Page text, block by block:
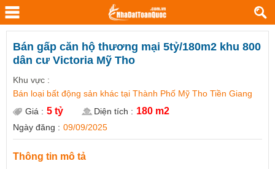
Bán gấp căn hộ thương mại 5tỷ/180m2 khu 800
dân cư Victoria Mỹ Tho
Khu vực :
Bán loại bất động sản khác tại Thành Phố Mỹ Tho Tiền Giang
Giá : 5 tỷ Diện tích : 180 m2
Ngày đăng : 09/09/2025
Thông tin mô tả